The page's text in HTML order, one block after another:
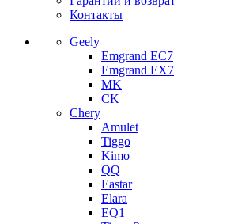
Контакты
Geely
Emgrand EC7
Emgrand EX7
MK
CK
Chery
Amulet
Tiggo
Kimo
QQ
Eastar
Elara
EQ1